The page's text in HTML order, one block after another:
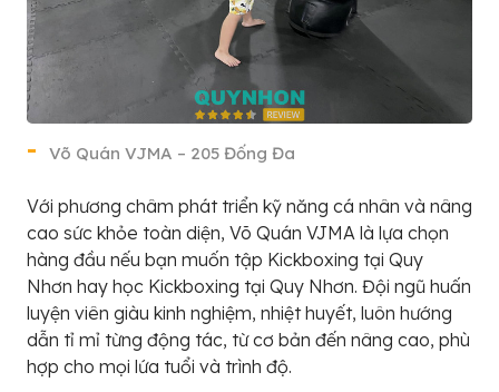
Võ Quán VJMA – 205 Đống Đa
Với phương châm phát triển kỹ năng cá nhân và nâng
cao sức khỏe toàn diện, Võ Quán VJMA là lựa chọn
hàng đầu nếu bạn muốn tập Kickboxing tại Quy
Nhơn hay học Kickboxing tại Quy Nhơn. Đội ngũ huấn
luyện viên giàu kinh nghiệm, nhiệt huyết, luôn hướng
dẫn tỉ mỉ từng động tác, từ cơ bản đến nâng cao, phù
hợp cho mọi lứa tuổi và trình độ.